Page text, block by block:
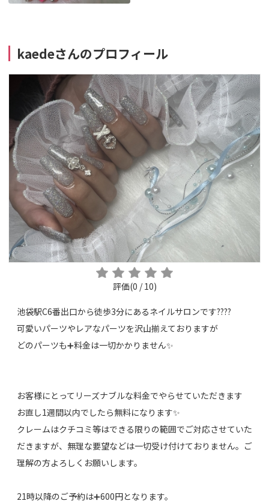
kaedeさんのプロフィール
評価(0 / 10)
池袋駅C6番出口から徒歩3分にあるネイルサロンです????
可愛いパーツやレアなパーツを沢山揃えておりますが
どのパーツも➕料金は一切かかりません✨
お客様にとってリーズナブルな料金でやらせていただきます
お直し1週間以内でしたら無料になります✨
クレームはクチコミ等はできる限りの範囲でご対応させていた
だきますが、無理な要望などは一切受け付けておりません。ご
理解の方よろしくお願いします。
21時以降のご予約は➕600円となります。